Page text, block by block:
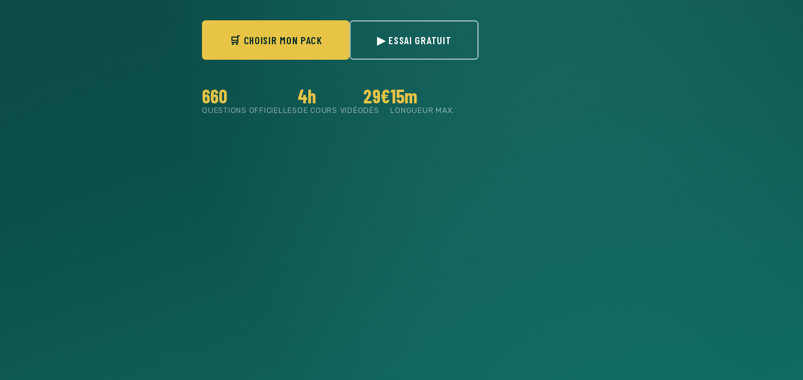
🛒 CHOISIR MON PACK ▶ ESSAI GRATUIT
660
QUESTIONS OFFICIELLES
4h
DE COURS VIDÉO
29€
DÈS
15m
LONGUEUR MAX.